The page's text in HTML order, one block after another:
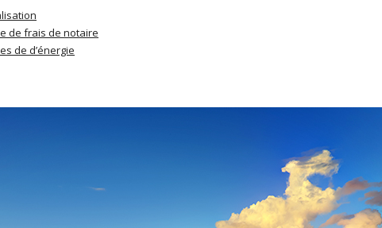
de frais de notaire
de d’énergie